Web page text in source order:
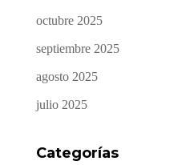
octubre 2025
septiembre 2025
agosto 2025
julio 2025
Categorías